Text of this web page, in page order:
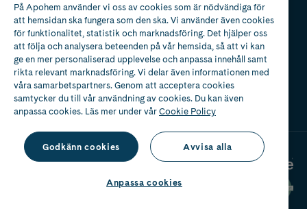
Apotek med tillstånd
av Läkemedelsverket
På Apohem använder vi oss av cookies som är nödvändiga för
att hemsidan ska fungera som den ska. Vi använder även cookies
för funktionalitet, statistik och marknadsföring. Det hjälper oss
att följa och analysera beteenden på vår hemsida, så att vi kan
ge en mer personaliserad upplevelse och anpassa innehåll samt
rikta relevant marknadsföring. Vi delar även informationen med
våra samarbetspartners. Genom att acceptera cookies
samtycker du till vår användning av cookies. Du kan även
anpassa cookies. Läs mer under vårCookie Policy
Godkänn cookies Avvisa alla
Anpassa cookies